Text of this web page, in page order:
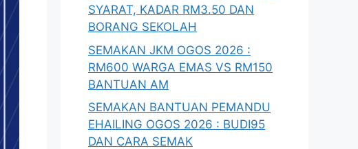
SYARAT, KADAR RM3.50 DAN
BORANG SEKOLAH
SEMAKAN JKM OGOS 2026 :
RM600 WARGA EMAS VS RM150
BANTUAN AM
SEMAKAN BANTUAN PEMANDU
EHAILING OGOS 2026 : BUDI95
DAN CARA SEMAK